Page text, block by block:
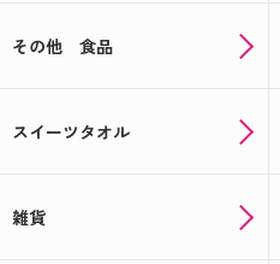
その他 食品
スイーツタオル
雑貨